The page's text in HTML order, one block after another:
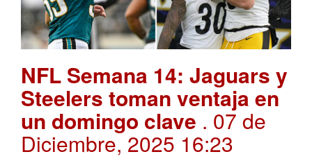
NFL Semana 14: Jaguars y
Steelers toman ventaja en
un domingo clave . 07 de
Diciembre, 2025 16:23